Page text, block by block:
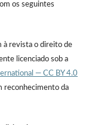
os seguintes
à revista o direito de
licenciado sob a
— CC BY 4.0
reconhecimento da